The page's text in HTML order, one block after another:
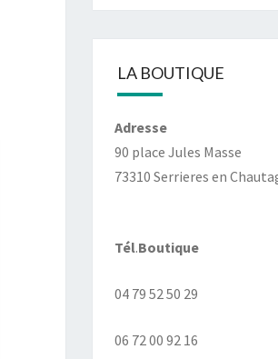
LA BOUTIQUE
Adresse
90 place Jules Masse
73310 Serrieres en
Tél.Boutique
04 79 52 50 29
06 72 00 92 16